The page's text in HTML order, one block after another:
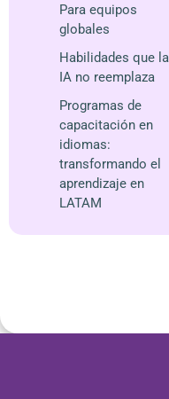
Para equipos
globales
Habilidades que la
IA no reemplaza
Programas de
capacitación en
idiomas:
transformando el
aprendizaje en
LATAM